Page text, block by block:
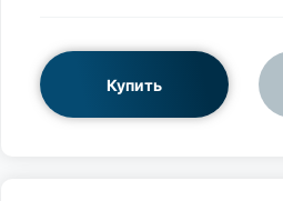
Купить